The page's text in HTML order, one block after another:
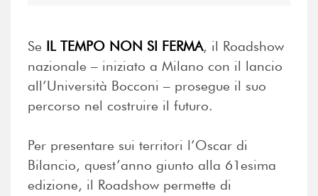
Se IL TEMPO NON SI FERMA, il Roadshow
nazionale – iniziato a Milano con il lancio
all’Università Bocconi – prosegue il suo
percorso nel costruire il futuro.
Per presentare sui territori l’Oscar di
Bilancio, quest’anno giunto alla 61esima
edizione, il Roadshow permette di